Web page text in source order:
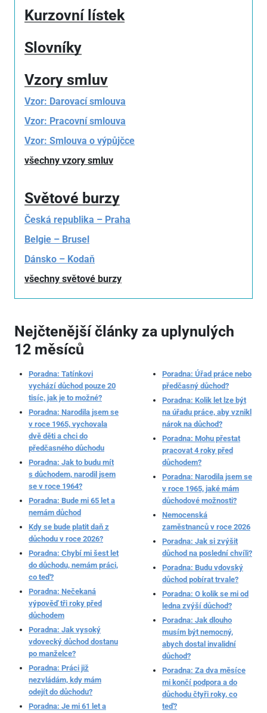
Kurzovní lístek
Slovníky
Vzory smluv
Vzor: Darovací smlouva
Vzor: Pracovní smlouva
Vzor: Smlouva o výpůjčce
všechny vzory smluv
Světové burzy
Česká republika – Praha
Belgie – Brusel
Dánsko – Kodaň
všechny světové burzy
Nejčtenější články za uplynulých
12 měsíců
Poradna: Tatínkovi
vychází důchod pouze 20
tisíc, jak je to možné?
Poradna: Narodila jsem se
v roce 1965, vychovala
dvě děti a chci do
předčasného důchodu
Poradna: Jak to budu mít
s důchodem, narodil jsem
se v roce 1964?
Poradna: Bude mi 65 let a
nemám důchod
Kdy se bude platit daň z
důchodu v roce 2026?
Poradna: Chybí mi šest let
do důchodu, nemám práci,
co teď?
Poradna: Nečekaná
výpověď tři roky před
důchodem
Poradna: Jak vysoký
vdovecký důchod dostanu
po manželce?
Poradna: Práci již
nezvládám, kdy mám
odejít do důchodu?
Poradna: Je mi 61 let a
Poradna: Úřad práce nebo
předčasný důchod?
Poradna: Kolik let lze být
na úřadu práce, aby vznikl
nárok na důchod?
Poradna: Mohu přestat
pracovat 4 roky před
důchodem?
Poradna: Narodila jsem se
v roce 1965, jaké mám
důchodové možnosti?
Nemocenská
zaměstnanců v roce 2026
Poradna: Jak si zvýšit
důchod na poslední chvíli?
Poradna: Budu vdovský
důchod pobírat trvale?
Poradna: O kolik se mi od
ledna zvýší důchod?
Poradna: Jak dlouho
musím být nemocný,
abych dostal invalidní
důchod?
Poradna: Za dva měsíce
mi končí podpora a do
důchodu čtyři roky, co
teď?